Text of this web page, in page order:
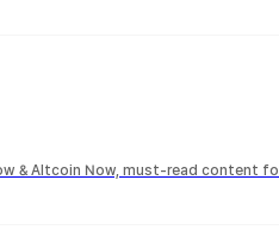
& Altcoin Now, must-read content